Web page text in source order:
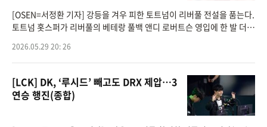
[OSEN=서정환 기자] 강등을 겨우 피한 토트넘이 리버풀 전설을 품는다.
토트넘 홋스퍼가 리버풀의 베테랑 풀백 앤디 로버트슨 영입에 한 발 더
우 로베르토 데
2026.05.29 20: 26
[LCK] DK, ‘루시드’ 빼고도 DRX 제압…3
연승 행진(종합)